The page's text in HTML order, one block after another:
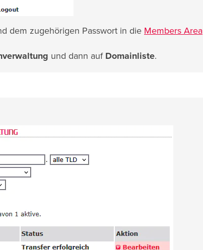
dem zugehörigen Passwort in die Members Area
und dann auf Domainliste.